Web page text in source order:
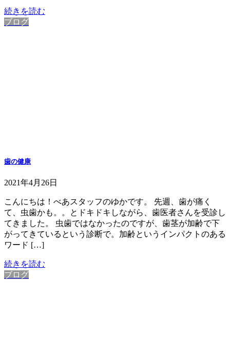
続きを読む
ブログ
歯の健康
2021年4月26日
こんにちは！べあスタッフのゆかです。 先週、歯が痛く
て、虫歯かも。。とドキドキしながら、歯医者さんを受診し
てきました。 虫歯ではなかったのですが、歯茎が加齢で下
がってきているという診断で。加齢というインパクトのある
ワード […]
続きを読む
ブログ